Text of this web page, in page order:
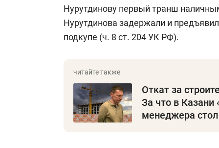
Нурутдинову первый транш
Нурутдинова задержали и
подкупе (ч. 8 ст. 204 УК РФ).
Откат за
За что в Казани
менеджера